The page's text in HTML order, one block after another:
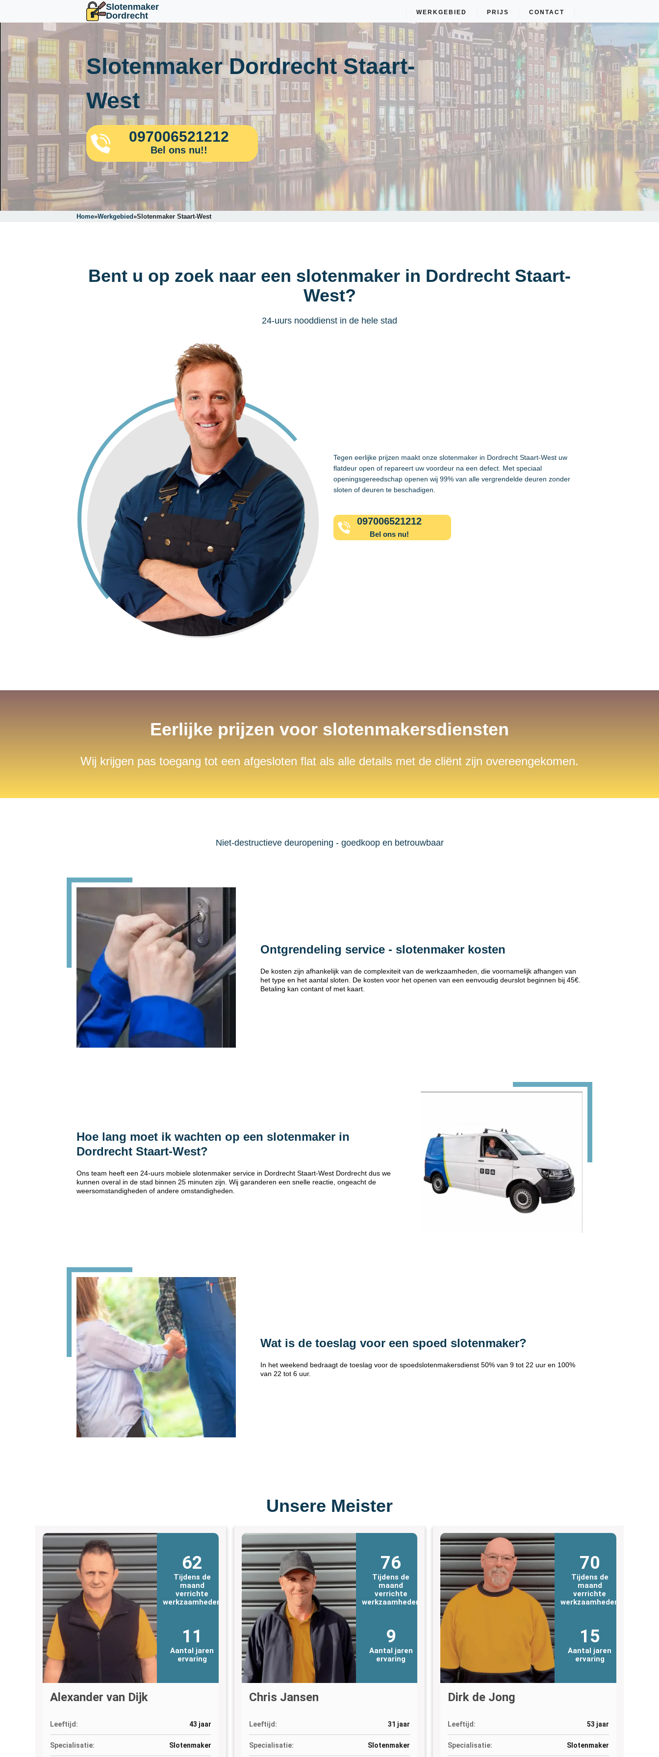
Slotenmaker
Dordrecht
WERKGEBIED PRIJS CONTACT
Slotenmaker Dordrecht Staart-
West
097006521212
Bel ons nu!!
Home»Werkgebied»Slotenmaker Staart-West
Bent u op zoek naar een slotenmaker in Dordrecht Staart-
West?
24-uurs nooddienst in de hele stad
Tegen eerlijke prijzen maakt onze slotenmaker in Dordrecht Staart-West uw
flatdeur open of repareert uw voordeur na een defect. Met speciaal
openingsgereedschap openen wij 99% van alle vergrendelde deuren zonder
sloten of deuren te beschadigen.
097006521212
Bel ons nu!
Eerlijke prijzen voor slotenmakersdiensten
Wij krijgen pas toegang tot een afgesloten flat als alle details met de cliënt zijn overeengekomen.
Niet-destructieve deuropening - goedkoop en betrouwbaar
Ontgrendeling service - slotenmaker kosten
De kosten zijn afhankelijk van de complexiteit van de werkzaamheden, die voornamelijk afhangen van
het type en het aantal sloten. De kosten voor het openen van een eenvoudig deurslot beginnen bij 45€.
Betaling kan contant of met kaart.
Hoe lang moet ik wachten op een slotenmaker in
Dordrecht Staart-West?
Ons team heeft een 24-uurs mobiele slotenmaker service in Dordrecht Staart-West Dordrecht dus we
kunnen overal in de stad binnen 25 minuten zijn. Wij garanderen een snelle reactie, ongeacht de
weersomstandigheden of andere omstandigheden.
Wat is de toeslag voor een spoed slotenmaker?
In het weekend bedraagt de toeslag voor de spoedslotenmakersdienst 50% van 9 tot 22 uur en 100%
van 22 tot 6 uur.
Unsere Meister
62
Tijdens de
maand
verrichte
werkzaamheden
11
Aantal jaren
ervaring
Alexander van Dijk
Leeftijd: 43 jaar
Specialisatie: Slotenmaker
76
Tijdens de
maand
verrichte
werkzaamheden
9
Aantal jaren
ervaring
Chris Jansen
Leeftijd: 31 jaar
Specialisatie: Slotenmaker
70
Tijdens de
maand
verrichte
werkzaamheden
15
Aantal jaren
ervaring
Dirk de Jong
Leeftijd: 53 jaar
Specialisatie: Slotenmaker